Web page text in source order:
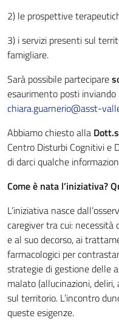
Staff della Direzione
Dipartimento
2) le prospettive
3) i servizi presenti sul
famigliare.
Sarà possibile partecipare
esaurimento posti
chiara.guarnerio@asst-
Abbiamo chiesto alla
Centro Disturbi Cognitivi e
di darci qualche
Come è nata l’iniziativa?
L’iniziativa nasce
caregiver tra cui:
e al suo decorso, ai
farmacologici per
strategie di gestione delle
malato (allucinazioni, deliri,
sul territorio. L’incontro
queste esigenze.